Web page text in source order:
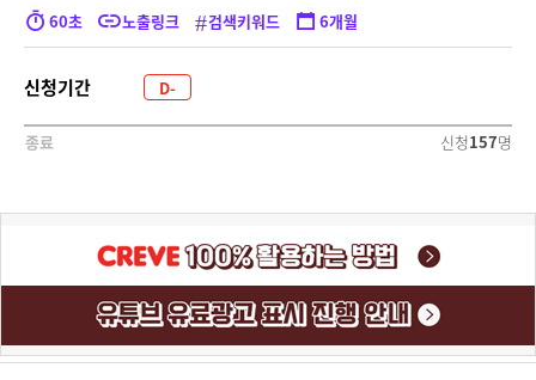
60초 노출링크 #검색키워드 6개월
신청기간
D-
종료
명
157
신청